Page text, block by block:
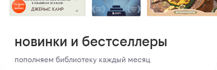
новинки и бестселлеры
пополняем библиотеку каждый месяц